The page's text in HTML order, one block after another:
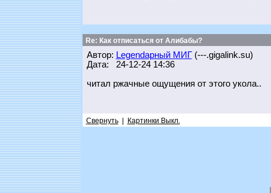
Re: Как отписаться от Алибабы?
Автор: Legendарный МИГ(---.gigalink.su)
Дата: 24-12-24 14:36
читал ржачные ощущения от этого укола..
Свернуть| Картинки Выкл.